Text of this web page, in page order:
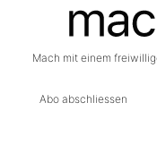
Mach mit einem
Abo abschliessen